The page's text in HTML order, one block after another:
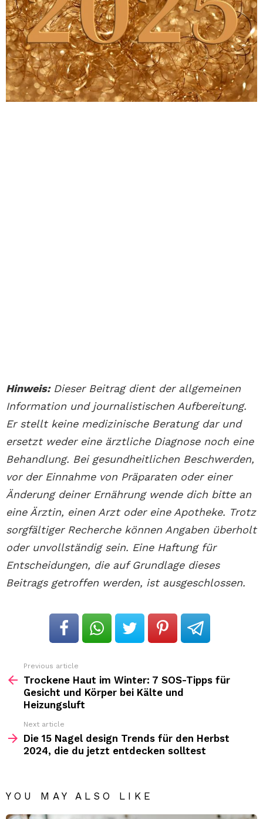
Hinweis:Dieser Beitrag dient der allgemeinen
Information und journalistischen Aufbereitung.
Er stellt keine medizinische Beratung dar und
ersetzt weder eine ärztliche Diagnose noch eine
Behandlung. Bei gesundheitlichen Beschwerden,
vor der Einnahme von Präparaten oder einer
Änderung deiner Ernährung wende dich bitte an
eine Ärztin, einen Arzt oder eine Apotheke. Trotz
sorgfältiger Recherche können Angaben überholt
oder unvollständig sein. Eine Haftung für
Entscheidungen, die auf Grundlage dieses
Beitrags getroffen werden, ist ausgeschlossen.
more
Previous article
Trockene Haut im Winter: 7 SOS-Tipps für
Gesicht und Körper bei Kälte und
Heizungsluft
Next article
Die 15 Nagel design Trends für den Herbst
2024, die du jetzt entdecken solltest
YOU MAY ALSO LIKE